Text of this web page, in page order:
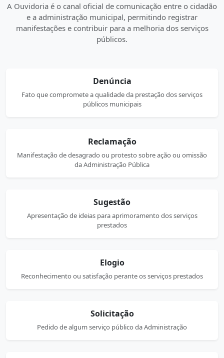
A Ouvidoria é o canal oficial de comunicação entre o cidadão
e a administração municipal, permitindo registrar
manifestações e contribuir para a melhoria dos serviços
públicos.
Denúncia
Fato que compromete a qualidade da prestação dos serviços
públicos municipais
Reclamação
Manifestação de desagrado ou protesto sobre ação ou omissão
da Administração Pública
Sugestão
Apresentação de ideias para aprimoramento dos serviços
prestados
Elogio
Reconhecimento ou satisfação perante os serviços prestados
Solicitação
Pedido de algum serviço público da Administração